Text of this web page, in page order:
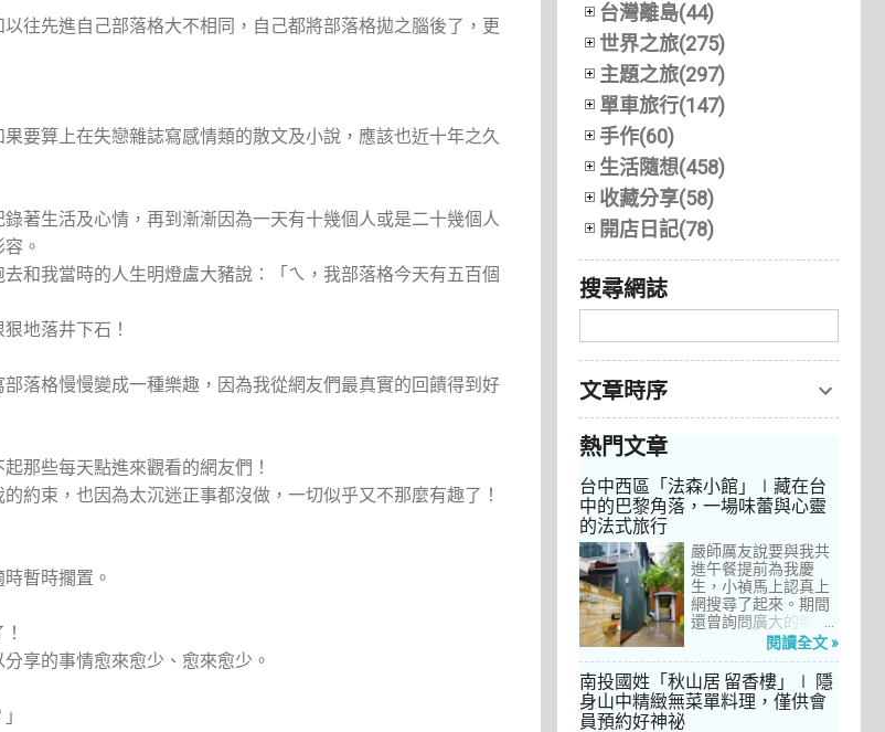
往先進自己部落格大不相同，自己都將部落格拋之腦後了，更
要算上在失戀雜誌寫感情類的散文及小說，應該也近十年之久
著生活及心情，再到漸漸因為一天有十幾個人或是二十幾個人
。
和我當時的人生明燈盧大豬說：「ㄟ，我部落格今天有五百個
地落井下石！
落格慢慢變成一種樂趣，因為我從網友們最真實的回饋得到好
那些每天點進來觀看的網友們！
約束，也因為太沉迷正事都沒做，一切似乎又不那麼有趣了！
暫時擱置。
享的事情愈來愈少、愈來愈少。
台灣離島(44)
世界之旅(275)
主題之旅(297)
單車旅行(147)
手作(60)
生活隨想(458)
收藏分享(58)
開店日記(78)
搜尋網誌
文章時序
熱門文章
台中西區「法森小館」∣藏在台
中的巴黎角落，一場味蕾與心靈
的法式旅行
嚴師厲友說要與我共
進午餐提前為我慶
生，小禎馬上認真上
網搜尋了起來。期間
還曾詢問廣大的親友
們有沒有推薦的餐
阿姨及桄甄老師誠懇
給我建議，其他都是
一堆來亂的！哈～ 從
閱讀全文 »
南投國姓「秋山居 留香樓」∣ 隱
身山中精緻無菜單料理，僅供會
員預約好神祕